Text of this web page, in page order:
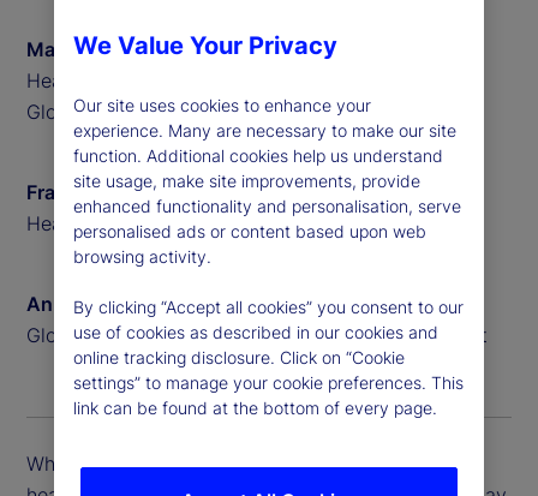
Matthew Bartolini
Head of Americas ETF Research at State Street
Global Advisors
Frank Koudelka
Head of ETF Product Solutions at State Street
Anna Bernasek
Global Head of Thought Leadership at State Street
While the growth in ETFs is impressive, these
We Value Your Privacy
Our site uses cookies to enhance your
experience. Many are necessary to make our site
function. Additional cookies help us understand
site usage, make site improvements, provide
enhanced functionality and personalisation, serve
personalised ads or content based upon web
browsing activity.
By clicking “Accept all cookies” you consent to our
use of cookies as described in our cookies and
online tracking disclosure. Click on “Cookie
settings” to manage your cookie preferences. This
link can be found at the bottom of every page.